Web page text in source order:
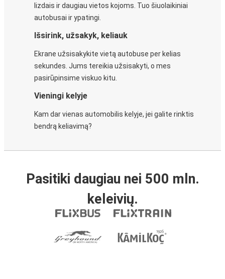
lizdais ir daugiau vietos kojoms. Tuo šiuolaikiniai
autobusai ir ypatingi.
Išsirink, užsakyk, keliauk
Ekrane užsisakykite vietą autobuse per kelias
sekundes. Jums tereikia užsisakyti, o mes
pasirūpinsime viskuo kitu.
Vieningi kelyje
Kam dar vienas automobilis kelyje, jei galite rinktis
bendrą keliavimą?
Pasitiki daugiau nei 500 mln.
keleivių.